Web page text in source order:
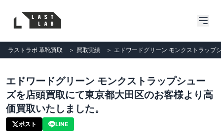
ラストラボ 革靴買取 ＞ 買取実績 ＞ エドワードグリーン モンクストラップ
エドワードグリーン モンクストラップシュー
ズを店頭買取にて東京都大田区のお客様より高
価買取いたしました。
ポスト LINE